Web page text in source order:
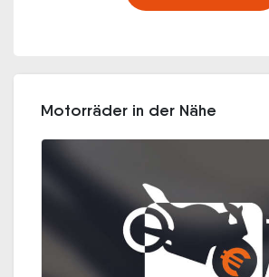
Motorräder in der Nähe